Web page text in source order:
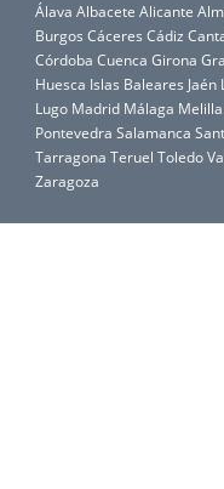
Álava Albacete Alicante
Burgos Cáceres Cádiz
Córdoba Cuenca Girona
Huesca Islas Baleares Jaén
Lugo Madrid Málaga Melilla
Pontevedra Salamanca
Tarragona Teruel Toledo
Zaragoza